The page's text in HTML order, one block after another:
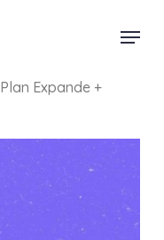
Menu
Plan Expande +